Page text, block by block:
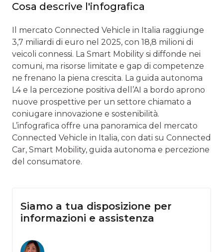
Cosa descrive l'infografica
Il mercato Connected Vehicle in Italia raggiunge
3,7 miliardi di euro nel 2025, con 18,8 milioni di
veicoli connessi. La Smart Mobility si diffonde nei
comuni, ma risorse limitate e gap di competenze
ne frenano la piena crescita. La guida autonoma
L4 e la percezione positiva dell’AI a bordo aprono
nuove prospettive per un settore chiamato a
coniugare innovazione e sostenibilità.
L’infografica offre una panoramica del mercato
Connected Vehicle in Italia, con dati su Connected
Car, Smart Mobility, guida autonoma e percezione
del consumatore.
Siamo a tua disposizione per
informazioni e assistenza